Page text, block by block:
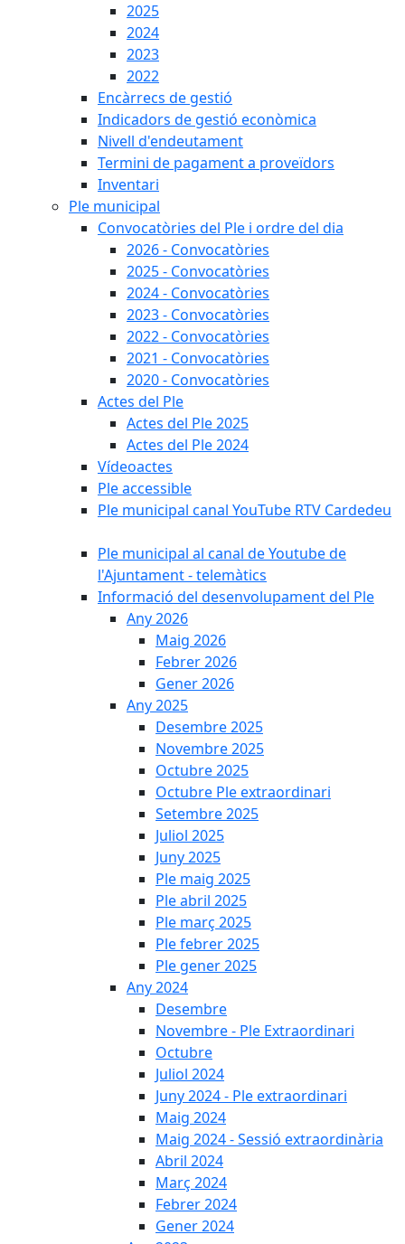
2025
2024
2023
2022
Encàrrecs de gestió
Indicadors de gestió econòmica
Nivell d'endeutament
Termini de pagament a proveïdors
Inventari
Ple municipal
Convocatòries del Ple i ordre del dia
2026 - Convocatòries
2025 - Convocatòries
2024 - Convocatòries
2023 - Convocatòries
2022 - Convocatòries
2021 - Convocatòries
2020 - Convocatòries
Actes del Ple
Actes del Ple 2025
Actes del Ple 2024
Vídeoactes
Ple accessible
Ple municipal canal YouTube RTV Cardedeu
Ple municipal al canal de Youtube de
l'Ajuntament - telemàtics
Informació del desenvolupament del Ple
Any 2026
Maig 2026
Febrer 2026
Gener 2026
Any 2025
Desembre 2025
Novembre 2025
Octubre 2025
Octubre Ple extraordinari
Setembre 2025
Juliol 2025
Juny 2025
Ple maig 2025
Ple abril 2025
Ple març 2025
Ple febrer 2025
Ple gener 2025
Any 2024
Desembre
Novembre - Ple Extraordinari
Octubre
Juliol 2024
Juny 2024 - Ple extraordinari
Maig 2024
Maig 2024 - Sessió extraordinària
Abril 2024
Març 2024
Febrer 2024
Gener 2024